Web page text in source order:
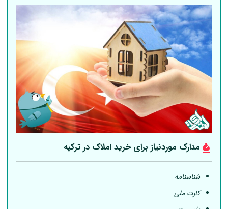
مدارک موردنیاز برای خرید املاک در ترکیه
شناسنامه
کارت ملی